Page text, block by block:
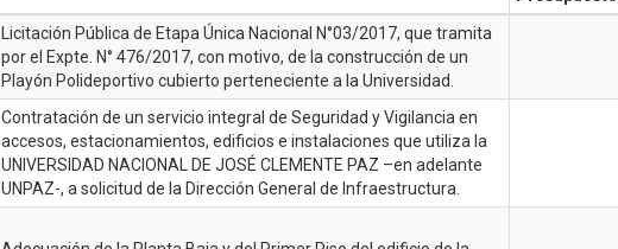
Licitación Pública de Etapa Única Nacional N°03/2017, que tramita
por el Expte. N° 476/2017, con motivo, de la construcción de un
Playón Polideportivo cubierto perteneciente a la Universidad.
Contratación de un servicio integral de Seguridad y Vigilancia en
accesos, estacionamientos, edificios e instalaciones que utiliza la
UNIVERSIDAD NACIONAL DE JOSÉ CLEMENTE PAZ –en adelante
UNPAZ-, a solicitud de la Dirección General de Infraestructura.